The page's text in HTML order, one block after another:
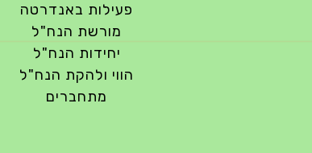
פעילות באנדרטה
מורשת הנח"ל
יחידות הנח"ל
הווי ולהקת הנח"ל
מתחברים